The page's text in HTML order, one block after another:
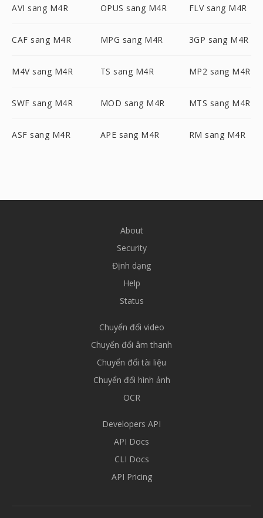
AVI sang M4R OPUS sang M4R FLV sang M4R
CAF sang M4R MPG sang M4R 3GP sang M4R
M4V sang M4R TS sang M4R MP2 sang M4R
SWF sang M4R MOD sang M4R MTS sang M4R
ASF sang M4R APE sang M4R RM sang M4R
About
Security
Định dạng
Help
Status
Chuyển đổi video
Chuyển đổi âm thanh
Chuyển đổi tài liệu
Chuyển đổi hình ảnh
OCR
Developers API
API Docs
CLI Docs
API Pricing